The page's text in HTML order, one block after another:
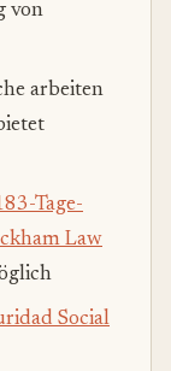
von
arbeiten
Tage-
Law
Social